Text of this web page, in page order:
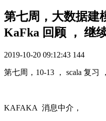
第七周，大数据建
KaFka 回顾 ， 继
2019-10-20 09:12:43 144
第七周，10-13 ， scala 复习
KAFAKA 消息中介，